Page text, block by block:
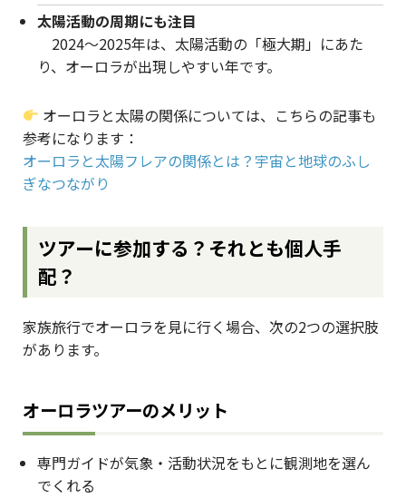
太陽活動の周期にも注目
2024〜2025年は、太陽活動の「極大期」にあた
り、オーロラが出現しやすい年です。
オーロラと太陽の関係については、こちらの記事も
参考になります：
オーロラと太陽フレアの関係とは？宇宙と地球のふし
ぎなつながり
ツアーに参加する？それとも個人手
配？
家族旅行でオーロラを見に行く場合、次の2つの選択肢
があります。
オーロラツアーのメリット
専門ガイドが気象・活動状況をもとに観測地を選ん
でくれる